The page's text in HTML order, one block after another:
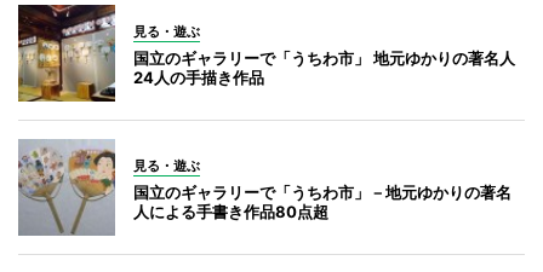
見る・遊ぶ
国立のギャラリーで「うちわ市」 地元ゆかりの著名人
24人の手描き作品
見る・遊ぶ
国立のギャラリーで「うちわ市」－地元ゆかりの著名
人による手書き作品80点超